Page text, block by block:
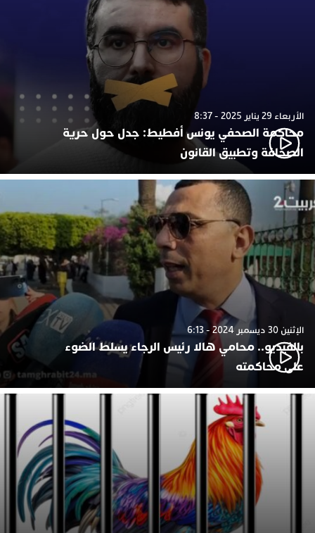
الأربعاء 29 يناير 2025 - 8:37
محاكمة الصحفي يونس أفطيط: جدل حول حرية
الصحافة وتطبيق القانون
الإثنين 30 ديسمبر 2024 - 6:13
بالفيديو.. محامي هالا رئيس الرجاء يسلط الضوء
على محاكمته